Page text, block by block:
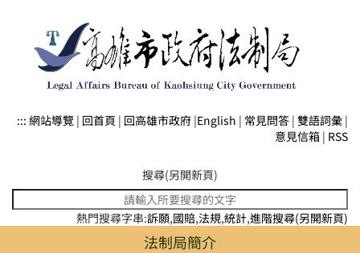
雄
政
法
制
::: 網站導覽 | 回首頁 | 回高雄市政府 |English | 常見問答 | 雙語詞彙 |
意見信箱 | RSS
熱門搜尋字串:訴願,國賠,法規,統計,進階搜尋(另開新頁)
法制局簡介